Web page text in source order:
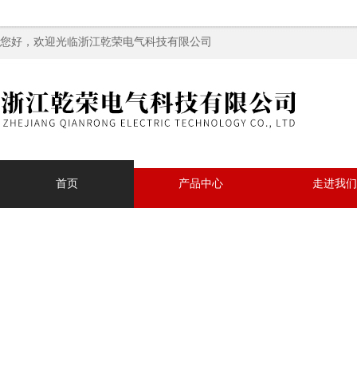
您好，欢迎光临浙江乾荣电气科技有限公司
首页 产品中心 走进我们